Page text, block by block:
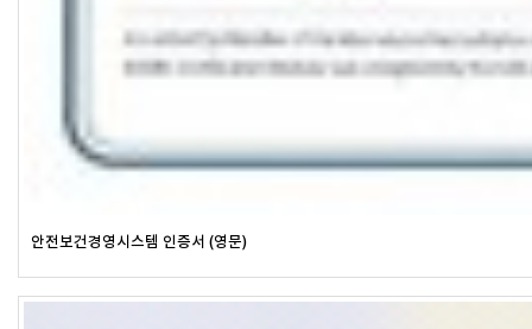
안전보건경영시스템 인증서 (영문)